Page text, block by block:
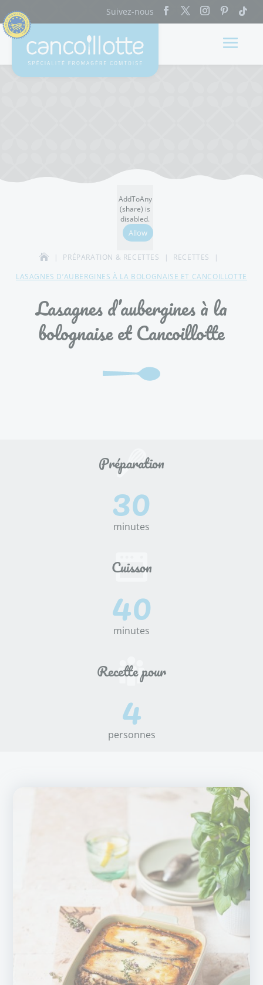
AddToAny
(share) is
disabled.
Allow
PRÉPARATION & RECETTES
RECETTES
LASAGNES D’AUBERGINES À LA BOLOGNAISE ET CANCOILLOTTE
Lasagnes d’aubergines à la
bolognaise et Cancoillotte
30
minutes
40
minutes
4
personnes